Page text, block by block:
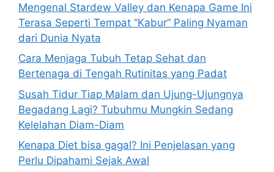
r
:
Mengenal Stardew Valley dan Kenapa Game Ini
Terasa Seperti Tempat “Kabur” Paling Nyaman
dari Dunia Nyata
Cara Menjaga Tubuh Tetap Sehat dan
Bertenaga di Tengah Rutinitas yang Padat
Susah Tidur Tiap Malam dan Ujung-Ujungnya
Begadang Lagi? Tubuhmu Mungkin Sedang
Kelelahan Diam-Diam
Kenapa Diet bisa gagal? Ini Penjelasan yang
Perlu Dipahami Sejak Awal